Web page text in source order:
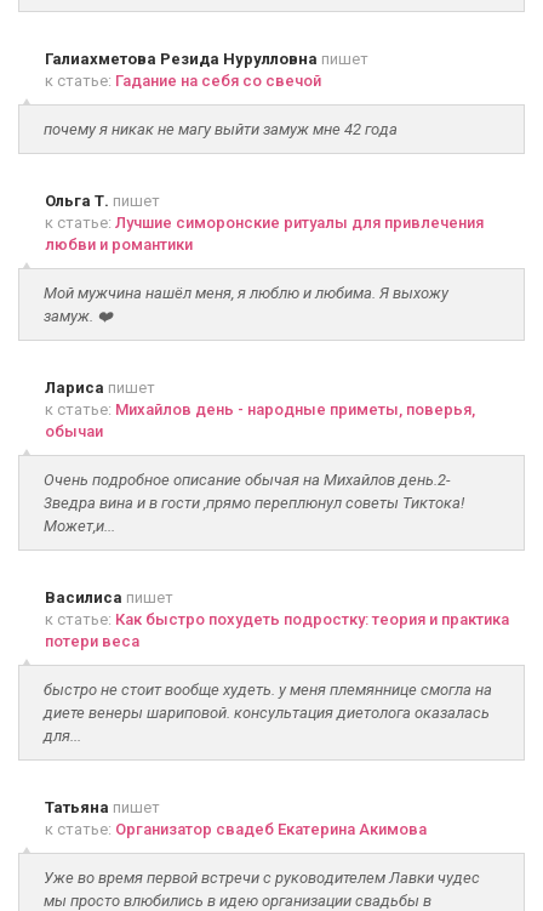
Галиахметова Резида Нурулловна пишет
к статье: Гадание на себя со свечой
почему я никак не магу выйти замуж мне 42 года
Ольга Т. пишет
к статье: Лучшие симоронские ритуалы для привлечения
любви и романтики
Мой мужчина нашёл меня, я люблю и любима. Я выхожу
замуж. ❤️
Лариса пишет
к статье: Михайлов день - народные приметы, поверья,
обычаи
Очень подробное описание обычая на Михайлов день.2-
3ведра вина и в гости ,прямо переплюнул советы Тиктока!
Может,и...
Василиса пишет
к статье: Как быстро похудеть подростку: теория и практика
потери веса
быстро не стоит вообще худеть. у меня племяннице смогла на
диете венеры шариповой. консультация диетолога оказалась
для...
Татьяна пишет
к статье: Организатор свадеб Екатерина Акимова
Уже во время первой встречи с руководителем Лавки чудес
мы просто влюбились в идею организации свадьбы в